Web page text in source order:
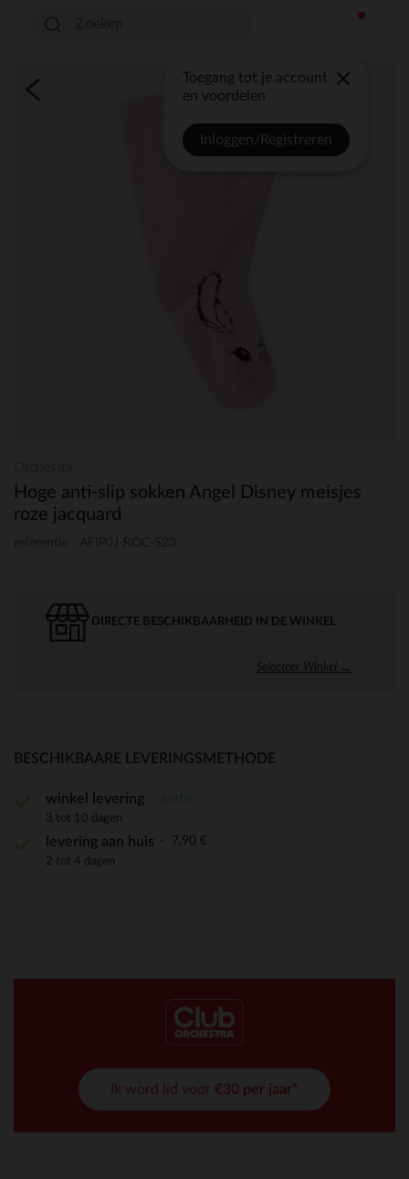
Toegang tot je account
en voordelen
Inloggen/Registreren
Hoge anti-slip sokken Angel Disney meisjes
roze jacquard
DIRECTE BESCHIKBAARHEID IN DE WINKEL
Selecteer Winkel →
BESCHIKBAARE LEVERINGSMETHODE
winkel levering
3 tot 10 dagen
levering aan huis 7,90 €
2 tot 4 dagen
Ik word lid voor €30 per jaar*